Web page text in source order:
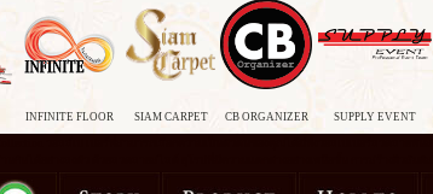
INFINITE FLOOR SIAM CARPET CB ORGANIZER SUPPLY EVENT